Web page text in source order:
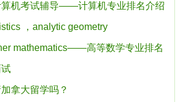
算机考试辅导——计算机专业排名介绍
，analytic geometry
mathematics——高等数学专业排名
拿大留学吗？